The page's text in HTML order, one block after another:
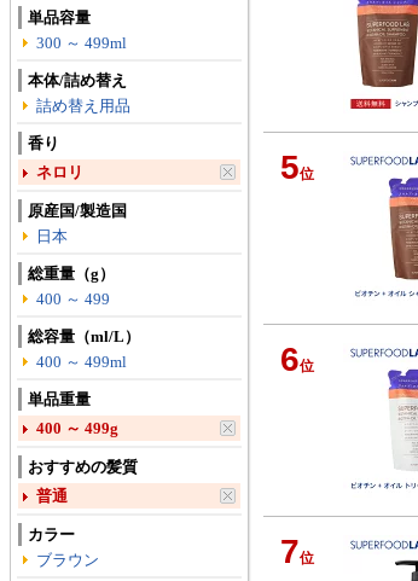
5位
6位
7位
単品容量
300 ～ 499ml
本体/詰め替え
詰め替え用品
香り
ネロリ
原産国/製造国
日本
総重量（g）
400 ～ 499
総容量（ml/L）
400 ～ 499ml
単品重量
400 ～ 499g
おすすめの髪質
普通
カラー
ブラウン